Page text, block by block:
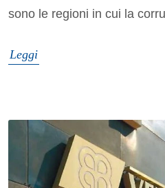
sono le regioni in cui la
Leggi